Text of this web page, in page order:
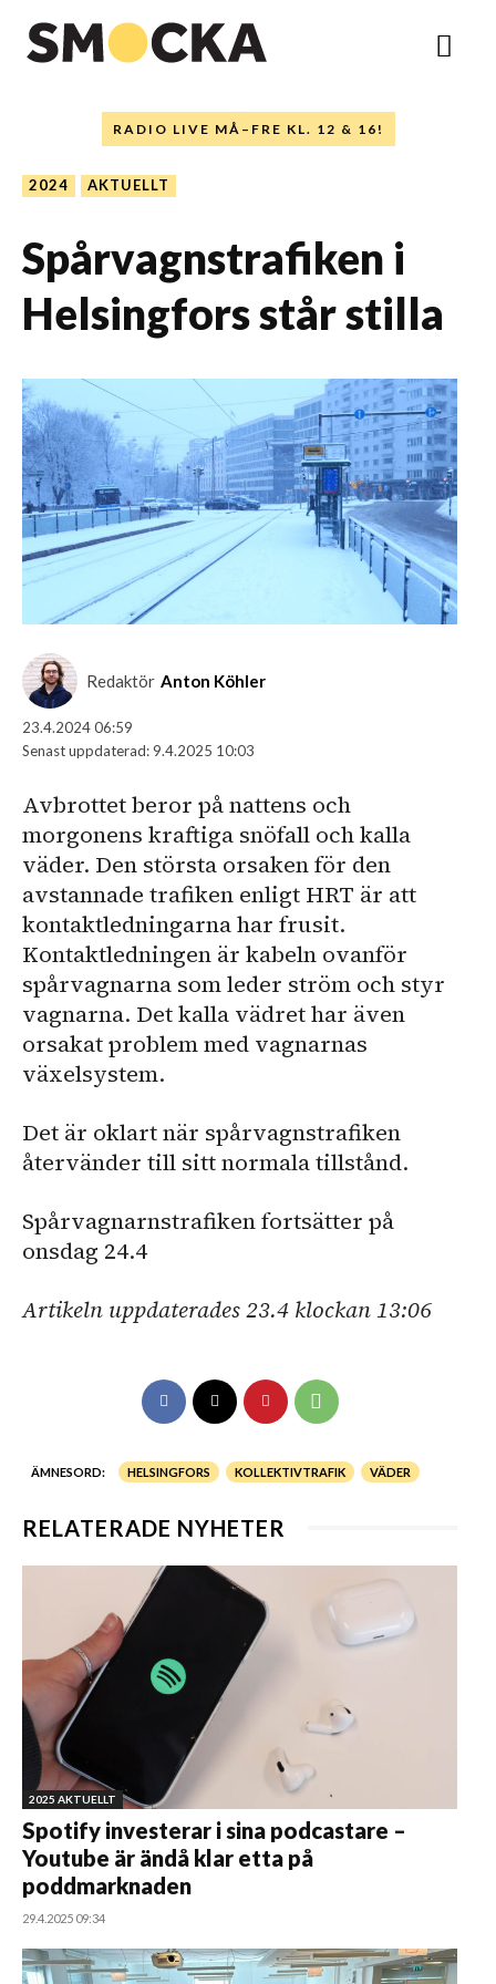
RADIO LIVE MÅ–FRE KL. 12 & 16!
2024 AKTUELLT
Spårvagnstrafiken i
Helsingfors står stilla
Redaktör Anton Köhler
23.4.2024 06:59
Senast uppdaterad: 9.4.2025 10:03
Avbrottet beror på nattens och
morgonens kraftiga snöfall och kalla
väder. Den största orsaken för den
avstannade trafiken enligt HRT är att
kontaktledningarna har frusit.
Kontaktledningen är kabeln ovanför
spårvagnarna som leder ström och styr
vagnarna. Det kalla vädret har även
orsakat problem med vagnarnas
växelsystem.
Det är oklart när spårvagnstrafiken
återvänder till sitt normala tillstånd.
Spårvagnarnstrafiken fortsätter på
onsdag 24.4
Artikeln uppdaterades 23.4 klockan 13:06
ÄMNESORD: HELSINGFORS KOLLEKTIVTRAFIK VÄDER
RELATERADE NYHETER
2025 AKTUELLT
Spotify investerar i sina podcastare –
Youtube är ändå klar etta på
poddmarknaden
29.4.2025 09:34